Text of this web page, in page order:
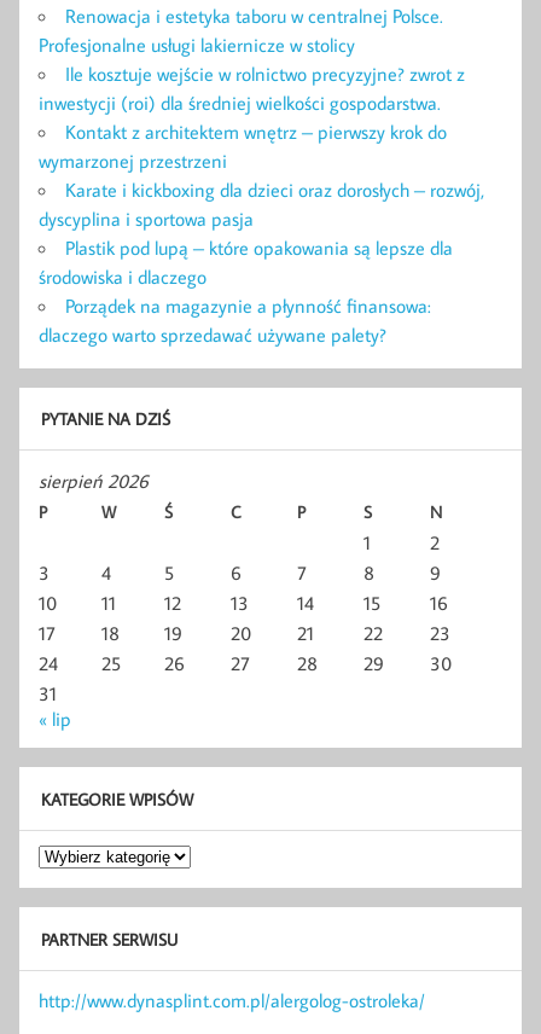
Renowacja i estetyka taboru w centralnej Polsce.
Profesjonalne usługi lakiernicze w stolicy
Ile kosztuje wejście w rolnictwo precyzyjne? zwrot z
inwestycji (roi) dla średniej wielkości gospodarstwa.
Kontakt z architektem wnętrz – pierwszy krok do
wymarzonej przestrzeni
Karate i kickboxing dla dzieci oraz dorosłych – rozwój,
dyscyplina i sportowa pasja
Plastik pod lupą – które opakowania są lepsze dla
środowiska i dlaczego
Porządek na magazynie a płynność finansowa:
dlaczego warto sprzedawać używane palety?
PYTANIE NA DZIŚ
sierpień 2026
P W Ś C P S N
1
2
3
4 5 6 7 8
9
10
11 12 13 14 15
16
17
18 19 20 21 22
23
24
25 26 27 28 29
30
31
« lip
KATEGORIE WPISÓW
Kategorie
wpisów
PARTNER SERWISU
http://www.dynasplint.com.pl/alergolog-ostroleka/